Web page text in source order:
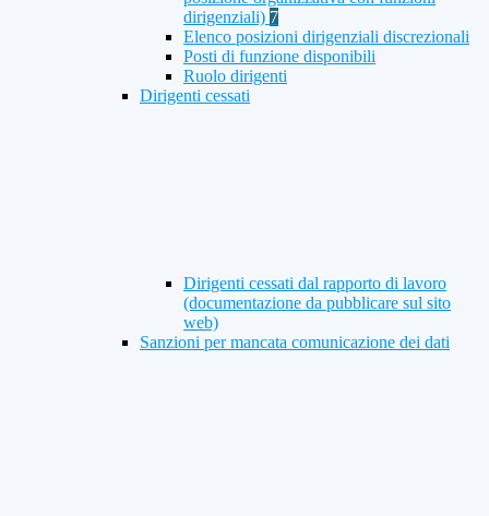
dirigenziali) 7
Elenco posizioni dirigenziali discrezionali
Posti di funzione disponibili
Ruolo dirigenti
Dirigenti cessati
Dirigenti cessati dal rapporto di lavoro
(documentazione da pubblicare sul sito
web)
Sanzioni per mancata comunicazione dei dati